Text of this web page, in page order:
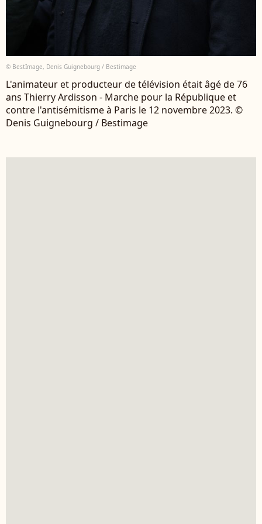
© BestImage, Denis Guignebourg / Bestimage
L'animateur et producteur de télévision était âgé de 76
ans Thierry Ardisson - Marche pour la République et
contre l'antisémitisme à Paris le 12 novembre 2023. ©
Denis Guignebourg / Bestimage